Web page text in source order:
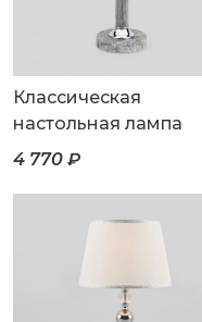
Классическая
настольная лампа
4 770 ₽